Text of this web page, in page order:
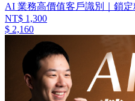
AI 業務高價值客戶識別｜鎖
NT$ 1,300
$ 2,160